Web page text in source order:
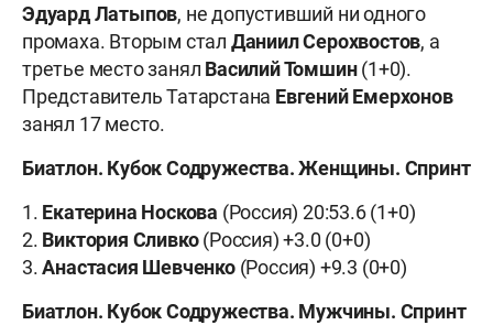
Эдуард Латыпов, не допустивший ни одного
промаха. Вторым стал Даниил Серохвостов, а
третье место занял Василий Томшин(1+0).
Представитель Татарстана Евгений Емерхонов
занял 17 место.
Биатлон. Кубок Содружества. Женщины. Спринт
1. Екатерина Носкова (Россия) 20:53.6 (1+0)
2. Виктория Сливко(Россия) +3.0 (0+0)
3.Анастасия Шевченко(Россия) +9.3 (0+0)
Биатлон. Кубок Содружества. Мужчины. Спринт